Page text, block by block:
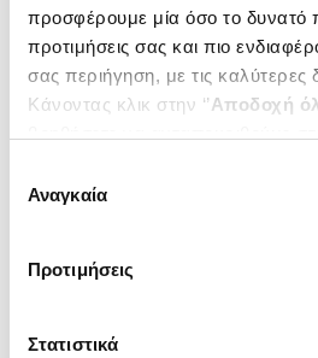
προσφέρουμε μία όσο το δυνατό
προτιμήσεις σας και πιο
σας περιήγηση, με τις καλύτερες
Κάνοντας κλικ στην ‘’Αποδοχή
ενδιαφέρουν και να επιλέξετε
΄΄και να
συγκατάθεσης
Αναγκαία
Προτιμήσεις
Στατιστικά